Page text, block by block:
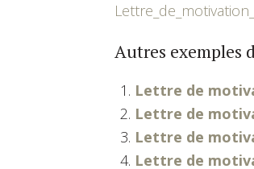
Autres exemples
Lettre de
Lettre de
Lettre de
Lettre de